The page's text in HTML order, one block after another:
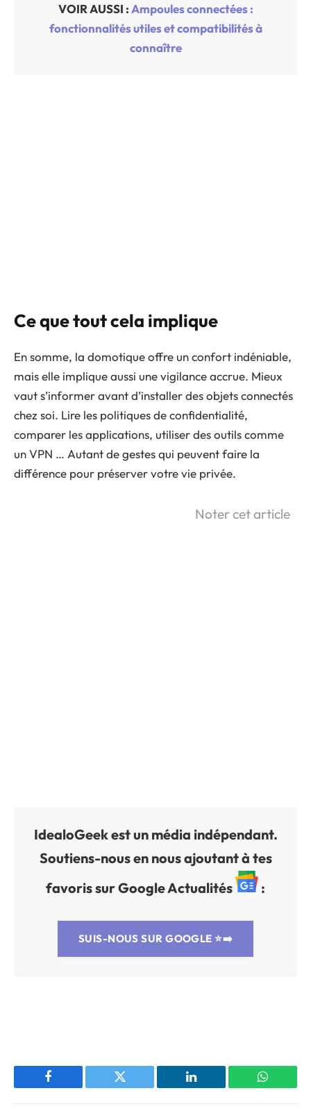
VOIR AUSSI : Ampoules connectées :
fonctionnalités utiles et compatibilités à
connaître
Ce que tout cela implique
En somme, la domotique offre un confort indéniable,
mais elle implique aussi une vigilance accrue. Mieux
vaut s’informer avant d’installer des objets connectés
chez soi. Lire les politiques de confidentialité,
comparer les applications, utiliser des outils comme
un VPN … Autant de gestes qui peuvent faire la
différence pour préserver votre vie privée.
Noter cet article
IdealoGeek est un média indépendant.
Soutiens-nous en nous ajoutant à tes
favoris sur Google Actualités
:
SUIS-NOUS SUR GOOGLE ⭐➡️
Facebook Twitter LinkedIn